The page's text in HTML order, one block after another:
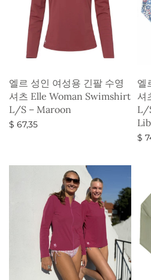
엘르 성인 여성용 긴팔 수영
셔츠 Elle Woman Swimshirt
L/S – Maroon
$ 67,35
엘
셔
L/
$